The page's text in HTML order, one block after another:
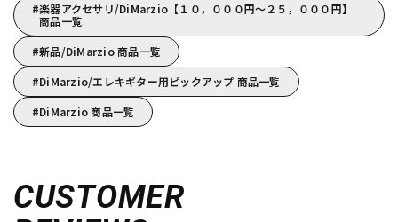
楽器アクセサリ/DiMarzio【１０，０００円～２５，０００円】
商品一覧
新品/DiMarzio 商品一覧
DiMarzio/エレキギター用ピックアップ 商品一覧
DiMarzio 商品一覧
CUSTOMER